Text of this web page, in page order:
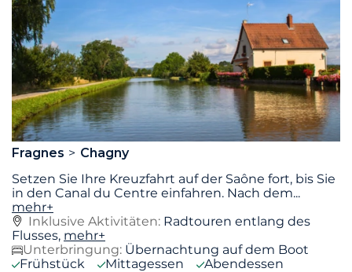
Fragnes
Chagny
Setzen Sie Ihre Kreuzfahrt auf der Saône fort, bis Sie
in den Canal du Centre einfahren. Nach dem...
mehr+
Inklusive Aktivitäten: Radtouren entlang des
Flusses, mehr+
Unterbringung: Übernachtung auf dem Boot
Frühstück
Mittagessen Abendessen